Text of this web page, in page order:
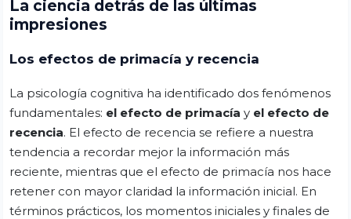
La ciencia detrás de las últimas
impresiones
Los efectos de primacía y recencia
La psicología cognitiva ha identificado dos fenómenos
fundamentales: el efecto de primacía y el efecto de
recencia. El efecto de recencia se refiere a nuestra
tendencia a recordar mejor la información más
reciente, mientras que el efecto de primacía nos hace
retener con mayor claridad la información inicial. En
términos prácticos, los momentos iniciales y finales de